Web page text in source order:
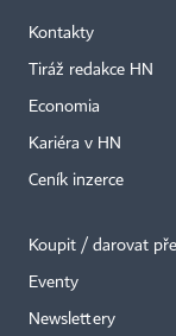
Kontakty
Tiráž redakce HN
Economia
Kariéra v HN
Ceník inzerce
Koupit / darovat
Eventy
Newslettery